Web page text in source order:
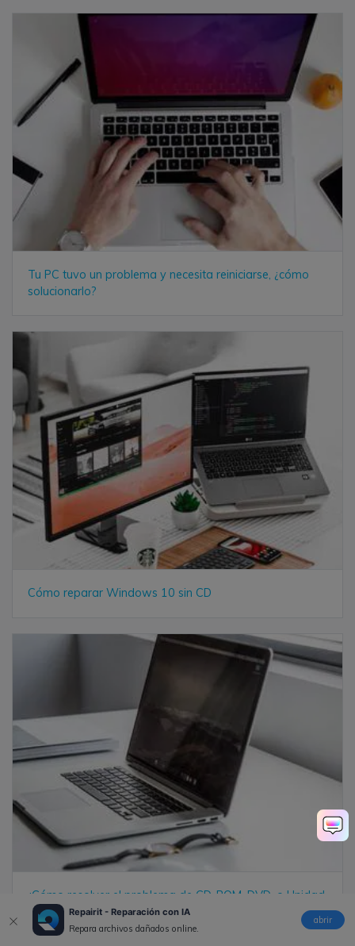
Repairit - Reparación con IA
Repara archivos dañados online.
abrir
Tu PC tuvo un problema y necesita reiniciarse, ¿cómo
solucionarlo?
Cómo reparar Windows 10 sin CD
¿Cómo resolver el problema de CD-ROM, DVD, o Unidad
de Disco no está Funcionando